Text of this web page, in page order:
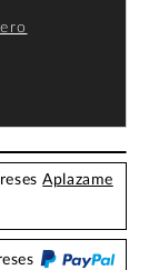
Aplazame